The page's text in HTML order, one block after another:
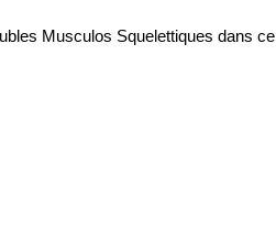
Musculos Squelettiques dans